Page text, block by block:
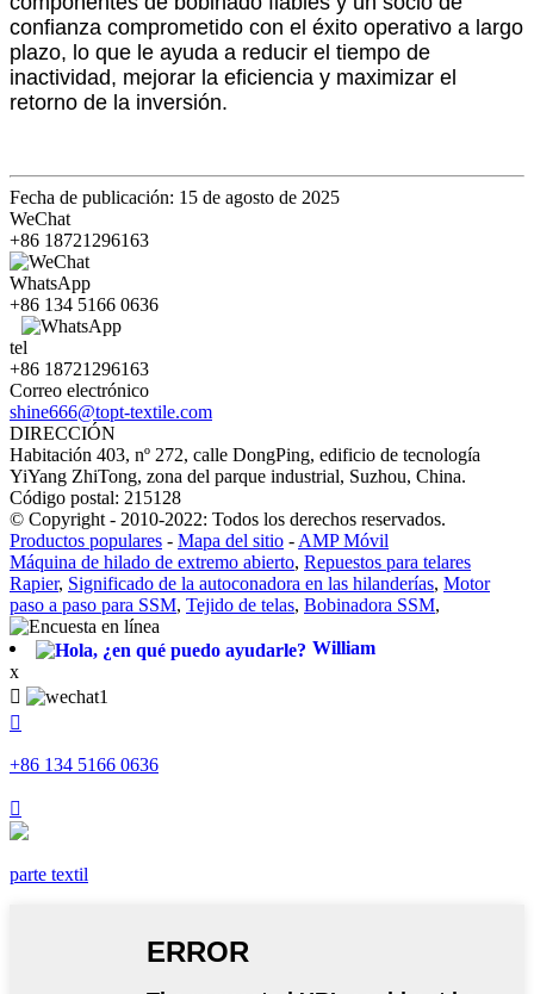
confianza comprometido con el éxito operativo a largo
plazo, lo que le ayuda a reducir el tiempo de
inactividad, mejorar la eficiencia y maximizar el
retorno de la inversión.
Fecha de publicación: 15 de agosto de 2025
WeChat
+86 18721296163
WhatsApp
+86 134 5166 0636
tel
+86 18721296163
Correo electrónico
shine666@topt-textile.com
DIRECCIÓN
Habitación 403, nº 272, calle DongPing, edificio de tecnología
YiYang ZhiTong, zona del parque industrial, Suzhou, China.
Código postal: 215128
© Copyright - 2010-2022: Todos los derechos reservados.
Productos populares - Mapa del sitio - AMP Móvil
Máquina de hilado de extremo abierto, Repuestos para telares
Rapier, Significado de la autoconadora en las hilanderías, Motor
paso a paso para SSM, Tejido de telas, Bobinadora SSM,
William
x


+86 134 5166 0636

parte textil